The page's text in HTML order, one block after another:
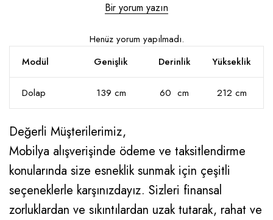
Bir yorum yazın
Henüz yorum yapılmadı.
Modül
Genişlik Derinlik Yükseklik
Dolap 139 cm 60 cm 212 cm
Değerli Müşterilerimiz,
Mobilya alışverişinde ödeme ve taksitlendirme
konularında size esneklik sunmak için çeşitli
seçeneklerle karşınızdayız. Sizleri finansal
zorluklardan ve sıkıntılardan uzak tutarak, rahat ve